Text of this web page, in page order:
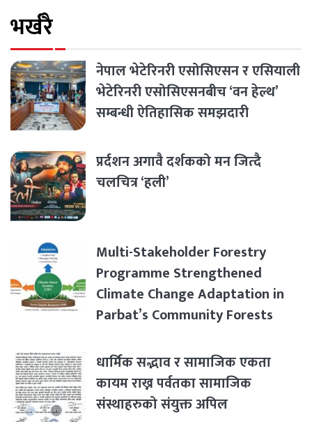
भर्खरै
नेपाल भेटेरिनरी एसोसिएसन र एसियाली
भेटेरिनरी एसोसिएसनबीच ‘वन हेल्थ’
सम्बन्धी ऐतिहासिक समझदारी
प्रर्दशन अगावै दर्शकको मन जित्दै
चलचित्र ‘हली’
Multi-Stakeholder Forestry
Programme Strengthened
Climate Change Adaptation in
Parbat’s Community Forests
धार्मिक सद्भाव र सामाजिक एकता
कायम राख्न पर्वतका सामाजिक
संस्थाहरुको संयुक्त अपिल